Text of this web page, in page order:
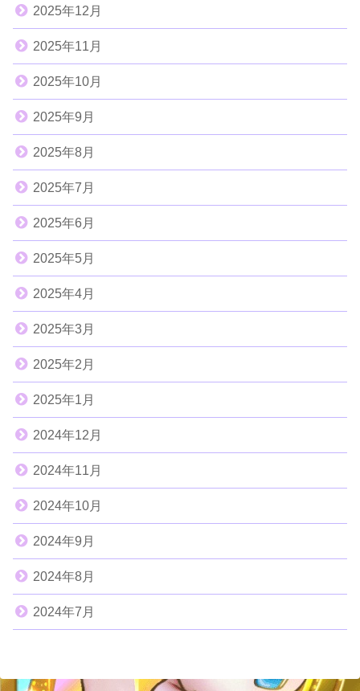
2025年12月
2025年11月
2025年10月
2025年9月
2025年8月
2025年7月
2025年6月
2025年5月
2025年4月
2025年3月
2025年2月
2025年1月
2024年12月
2024年11月
2024年10月
2024年9月
2024年8月
2024年7月